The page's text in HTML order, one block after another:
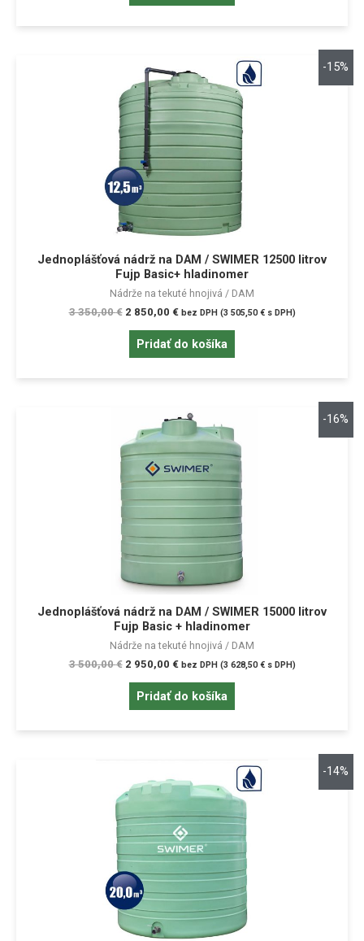
-15%
Jednoplášťová nádrž na DAM / SWIMER 12500 litrov
Fujp Basic+ hladinomer
Nádrže na tekuté hnojivá / DAM
3 350,00€ 2 850,00 € bez DPH (3 505,50€s DPH)
Pridať do košíka
-16%
Jednoplášťová nádrž na DAM / SWIMER 15000 litrov
Fujp Basic + hladinomer
Nádrže na tekuté hnojivá / DAM
3 500,00€ 2 950,00 € bez DPH (3 628,50€s DPH)
Pridať do košíka
-14%